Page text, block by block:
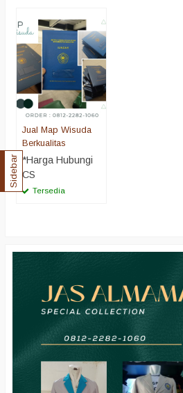
Jual Map Wisuda
Berkualitas
*Harga Hubungi
CS
Tersedia
Sidebar